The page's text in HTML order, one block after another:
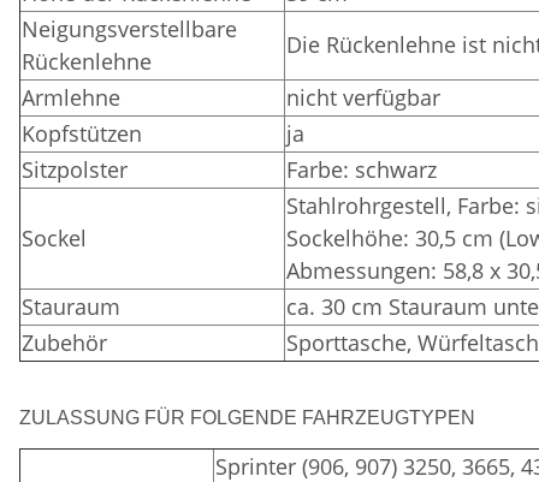
Neigungsverstellbare
Rückenlehne
Die Rückenlehne ist
Armlehne
nicht verfügbar
Kopfstützen
ja
Sitzpolster
Farbe: schwarz
Sockel
Stahlrohrgestell, Farbe:
Sockelhöhe: 30,5 cm
Abmessungen: 58,8 x
Stauraum
ca. 30 cm Stauraum
Zubehör
Sporttasche,
ZULASSUNG FÜR FOLGENDE FAHRZEUGTYPEN
Sprinter (906, 907) 3250, 3665,